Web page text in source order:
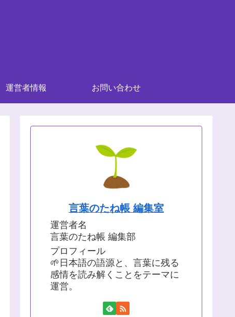
運営者情報 お問い合わせ
言葉のたね帳 編集室
運営者名
言葉のたね帳 編集部
プロフィール
🌱日本語の語源と、言葉に残る
感情を読み解くことをテーマに
運営。